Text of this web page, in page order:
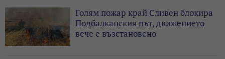
Голям пожар край Сливен блокира
Подбалканския път, движението
вече е възстановено